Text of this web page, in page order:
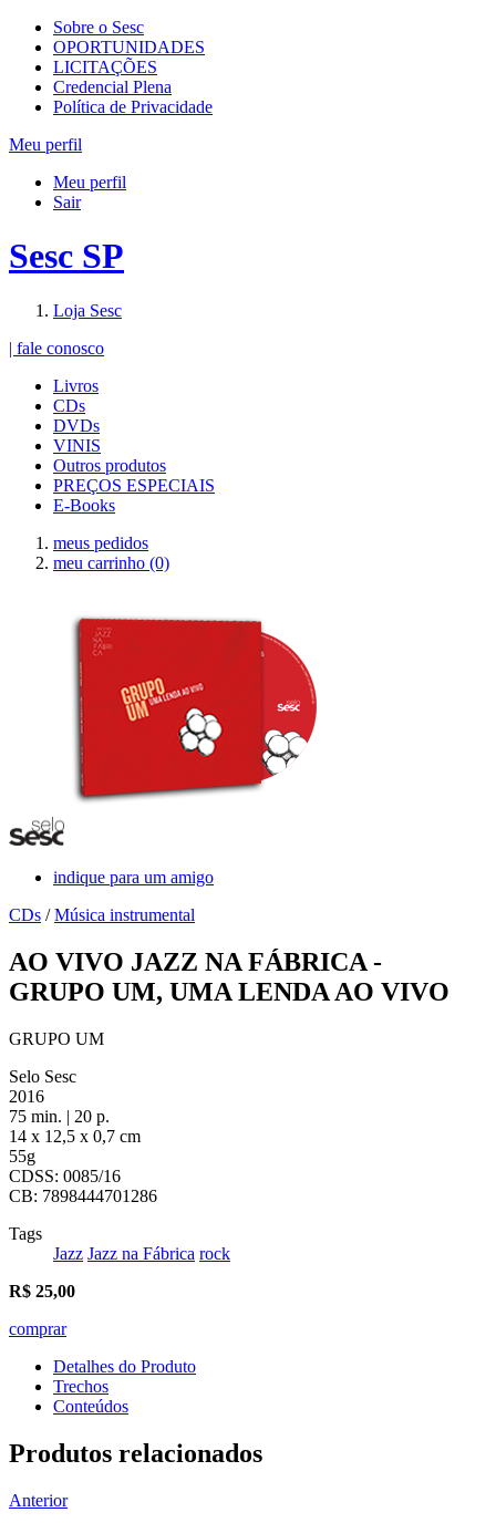
Sobre o Sesc
OPORTUNIDADES
LICITAÇÕES
Credencial Plena
Política de Privacidade
Meu perfil
Meu perfil
Sair
Sesc SP
Loja Sesc
| fale conosco
Livros
CDs
DVDs
VINIS
Outros produtos
PREÇOS ESPECIAIS
E-Books
meus pedidos
meu carrinho (0)
indique para um amigo
CDs /Música instrumental
AO VIVO JAZZ NA FÁBRICA -
GRUPO UM, UMA LENDA AO VIVO
GRUPO UM
Selo Sesc
2016
75 min. | 20 p.
14 x 12,5 x 0,7 cm
55g
CDSS: 0085/16
CB: 7898444701286
Tags
Jazz Jazz na Fábrica rock
R$ 25,00
comprar
Detalhes do Produto
Trechos
Conteúdos
Produtos relacionados
Anterior